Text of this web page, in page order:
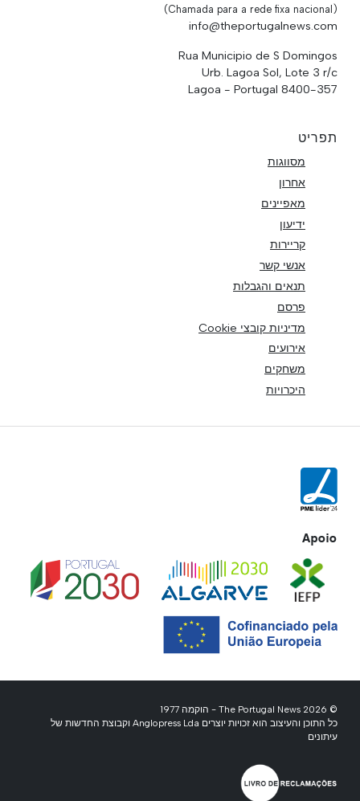
(Chamada para a rede fixa nacional)
info@theportugalnews.com
Rua Municipio de S Domingos
Urb. Lagoa Sol, Lote 3 r/c
8400-357 Lagoa - Portugal
תפריט
מסווגות
אחרון
מאפיינים
ידיעון
קריירות
אנשי קשר
תנאים והגבלות
פרסם
מדיניות קובצי Cookie
אירועים
משחקים
היכרויות
Apoio
© 2026 The Portugal News - הוקמה 1977
כל התוכן והעיצוב הוא זכויות יוצרים Anglopress Lda וקבוצת החדשות של
עיתונים